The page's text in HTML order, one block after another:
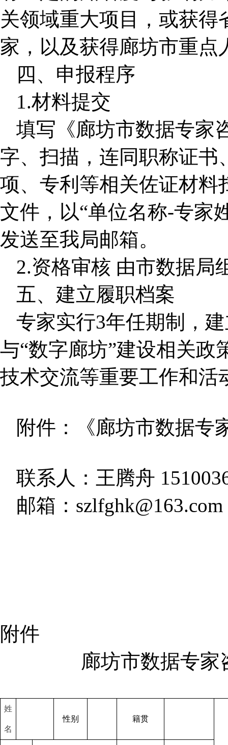
关领域重大项目，或获
家，以及获得廊坊市重
四、申报程序
1.材料提交
填写《廊坊市数据专家
字、扫描，连同职称证书
项、专利等相关佐证材料
文件，以“单位名称-专家
发送至我局邮箱。
2.资格审核 由市数据局
五、建立履职档案
专家实行3年任期制，
与“数字廊坊”建设相关政
技术交流等重要工作和活
附件：《廊坊市数据专
联系人：王腾舟
邮箱：szlfghk@163.com
附件
廊坊市数据专
姓
名
性别 籍贯